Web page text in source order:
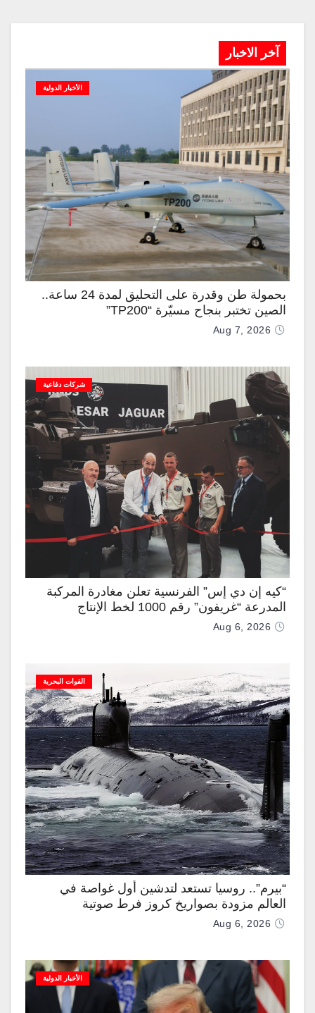
آخر الاخبار
الأخبار الدولية
بحمولة طن وقدرة على التحليق لمدة 24 ساعة..
الصين تختبر بنجاح مسيّرة “TP200”
Aug 7, 2026
شركات دفاعية
“كيه إن دي إس” الفرنسية تعلن مغادرة المركبة
المدرعة “غريفون” رقم 1000 لخط الإنتاج
Aug 6, 2026
القوات البحرية
“بيرم”.. روسيا تستعد لتدشين أول غواصة في
العالم مزودة بصواريخ كروز فرط صوتية
Aug 6, 2026
الأخبار الدولية